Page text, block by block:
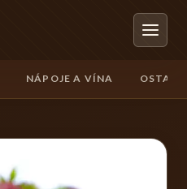
NÁPOJE A VÍNA